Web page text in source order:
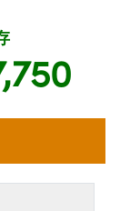
to adjust